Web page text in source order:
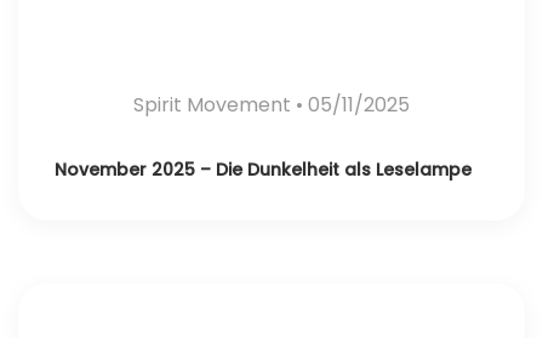
Spirit Movement • 05/11/2025
November 2025 – Die Dunkelheit als Leselampe